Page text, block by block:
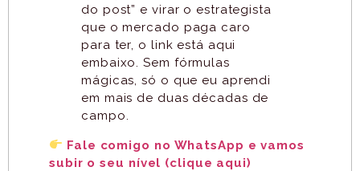
do post” e virar o estrategista
que o mercado paga caro
para ter, o link está aqui
embaixo. Sem fórmulas
mágicas, só o que eu aprendi
em mais de duas décadas de
campo.
Fale comigo no WhatsApp e vamos
subir o seu nível (clique aqui)